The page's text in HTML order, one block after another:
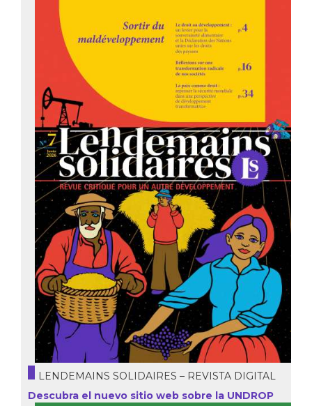
LENDEMAINS SOLIDAIRES – REVISTA DIGITAL
Descubra el nuevo sitio web sobre la UNDROP